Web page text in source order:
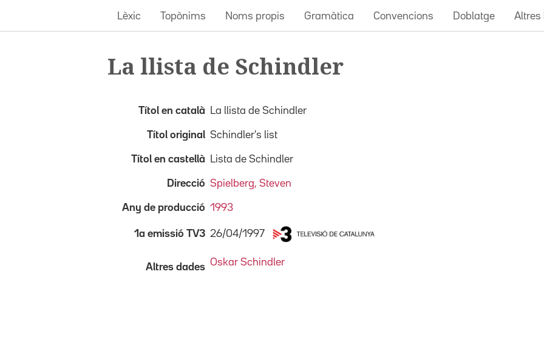
Lèxic Topònims Noms propis Gramàtica Convencions Doblatge Altres
La llista de Schindler
Títol en català La llista de Schindler
Títol original Schindler's list
Títol en castellà Lista de Schindler
Direcció Spielberg, Steven
Any de producció 1993
1a emissió TV3 26/04/1997
Altres dades Oskar Schindler